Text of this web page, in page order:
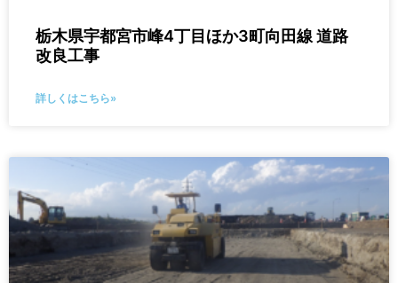
栃木県宇都宮市峰4丁目ほか3町向田線 道路
改良工事
詳しくはこちら»